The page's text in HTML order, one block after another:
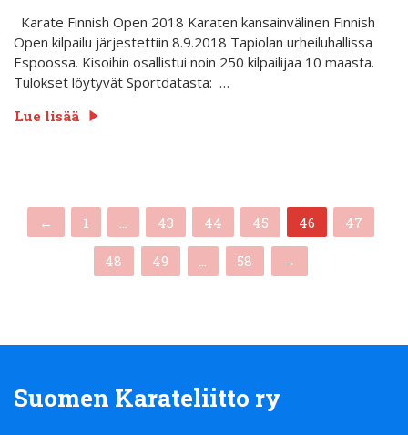
Karate Finnish Open 2018 Karaten kansainvälinen Finnish
Open kilpailu järjestettiin 8.9.2018 Tapiolan urheiluhallissa
Espoossa. Kisoihin osallistui noin 250 kilpailijaa 10 maasta.
Tulokset löytyvät Sportdatasta: …
Lue lisää
← 1 43 44 45 46(current)
47
48 49 … 58 →
Suomen Karateliitto ry